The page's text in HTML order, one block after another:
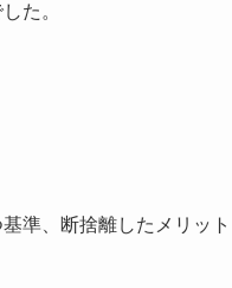
た。
準、断捨離したメリット